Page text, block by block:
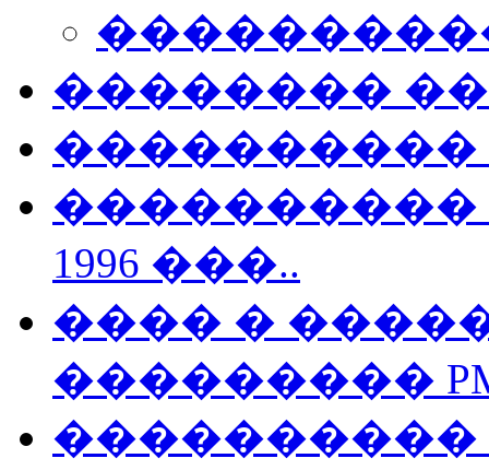
��������
����������
����������
1996 ���..
���� �
���������
����������